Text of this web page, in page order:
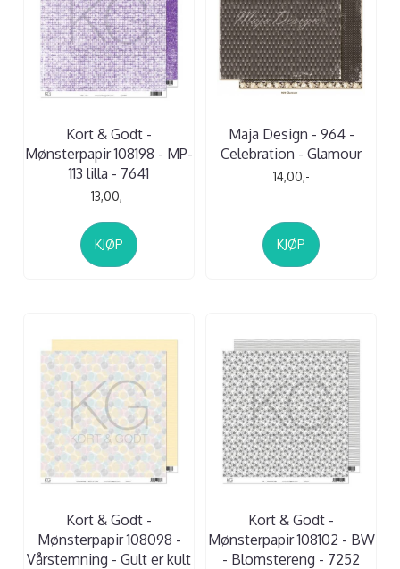
Kort & Godt -
Mønsterpapir 108198 - MP-
113 lilla - 7641
13,00,-
KJØP
Maja Design - 964 -
Celebration - Glamour
14,00,-
KJØP
Kort & Godt -
Mønsterpapir 108098 -
Vårstemning - Gult er kult
Kort & Godt -
Mønsterpapir 108102 - BW
- Blomstereng - 7252